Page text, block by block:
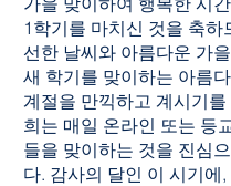
1학기를 마치신 것을 축하
선한 날씨와 아름다운 가
새 학기를 맞이하는 아름
계절을 만끽하고 계시기
희는 매일 온라인 또는 등
들을 맞이하는 것을 진심
다. 감사의 달인 이 시기에